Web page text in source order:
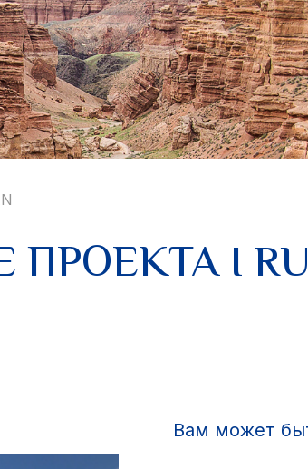
I
Вам может